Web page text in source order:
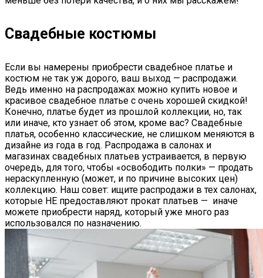
Свадебные костюмы
Если вы намерены приобрести свадебное платье и
костюм не так уж дорого, ваш выход — распродажи.
Ведь именно на распродажах можно купить новое и
красивое свадебное платье с очень хорошей скидкой!
Конечно, платье будет из прошлой коллекции, но, так
или иначе, кто узнает об этом, кроме вас? Свадебные
платья, особенно классические, не слишком меняются в
дизайне из года в год. Распродажа в салонах и
магазинах свадебных платьев устраивается, в первую
очередь, для того, чтобы «освободить полки» — продать
нераскупленную (может, и по причине высоких цен)
коллекцию. Наш совет: ищите распродажи в тех салонах,
которые НЕ предоставляют прокат платьев — иначе
можете приобрести наряд, который уже много раз
использовался по назначению.